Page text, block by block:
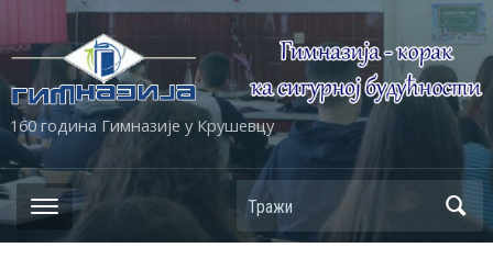
160 година Гимназије у Крушевцу